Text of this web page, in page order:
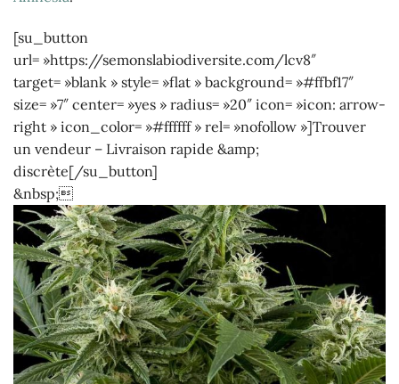
[su_button
url= »https://semonslabiodiversite.com/lcv8″
target= »blank » style= »flat » background= »#ffbf17″
size= »7″ center= »yes » radius= »20″ icon= »icon: arrow-
right » icon_color= »#ffffff » rel= »nofollow »]Trouver
un vendeur – Livraison rapide &amp;
discrète[/su_button]
&nbsp;